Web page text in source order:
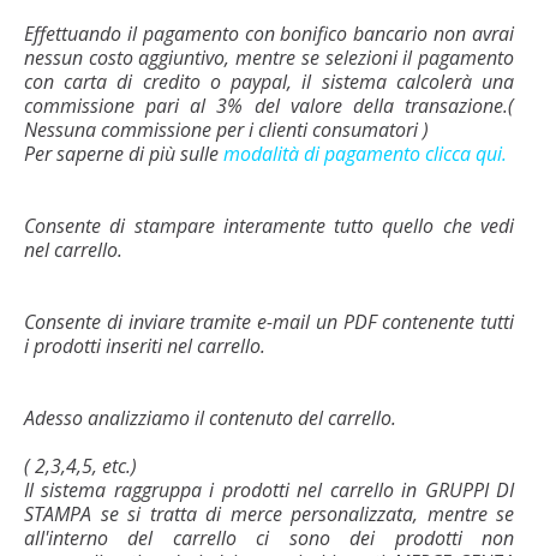
Effettuando il pagamento con bonifico bancario non avrai
nessun costo aggiuntivo, mentre se selezioni il pagamento
con carta di credito o paypal, il sistema calcolerà una
commissione pari al 3% del valore della transazione.(
Nessuna commissione per i clienti consumatori )
Per saperne di più sullemodalità di pagamento clicca qui.
Consente di stampare interamente tutto quello che vedi
nel carrello.
Consente di inviare tramite e-mail un PDF contenente tutti
i prodotti inseriti nel carrello.
Adesso analizziamo il contenuto del carrello.
( 2,3,4,5, etc.)
Il sistema raggruppa i prodotti nel carrello in GRUPPI DI
STAMPA se si tratta di merce personalizzata, mentre se
all'interno del carrello ci sono dei prodotti non